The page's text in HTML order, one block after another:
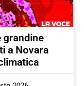
grandine
a Novara